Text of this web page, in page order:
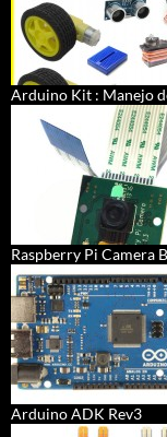
Arduino Kit : Manejo
Raspberry Pi Camera
Arduino ADK Rev3